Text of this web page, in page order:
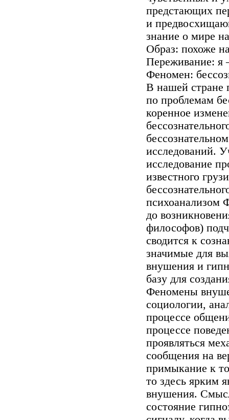
предстающих
и
знание о мире
Образ: похоже
Переживание: я
Феномен:
В нашей стране
по проблемам
коренное
исследований.
исследование
известного
психоанализом
до
философов)
сводится к
значимые для
внушения и
базу для
Феномены
социологии,
процессе
процессе
проявляться
сообщения на
примыкание к
то здесь ярким
внушения.
состояние